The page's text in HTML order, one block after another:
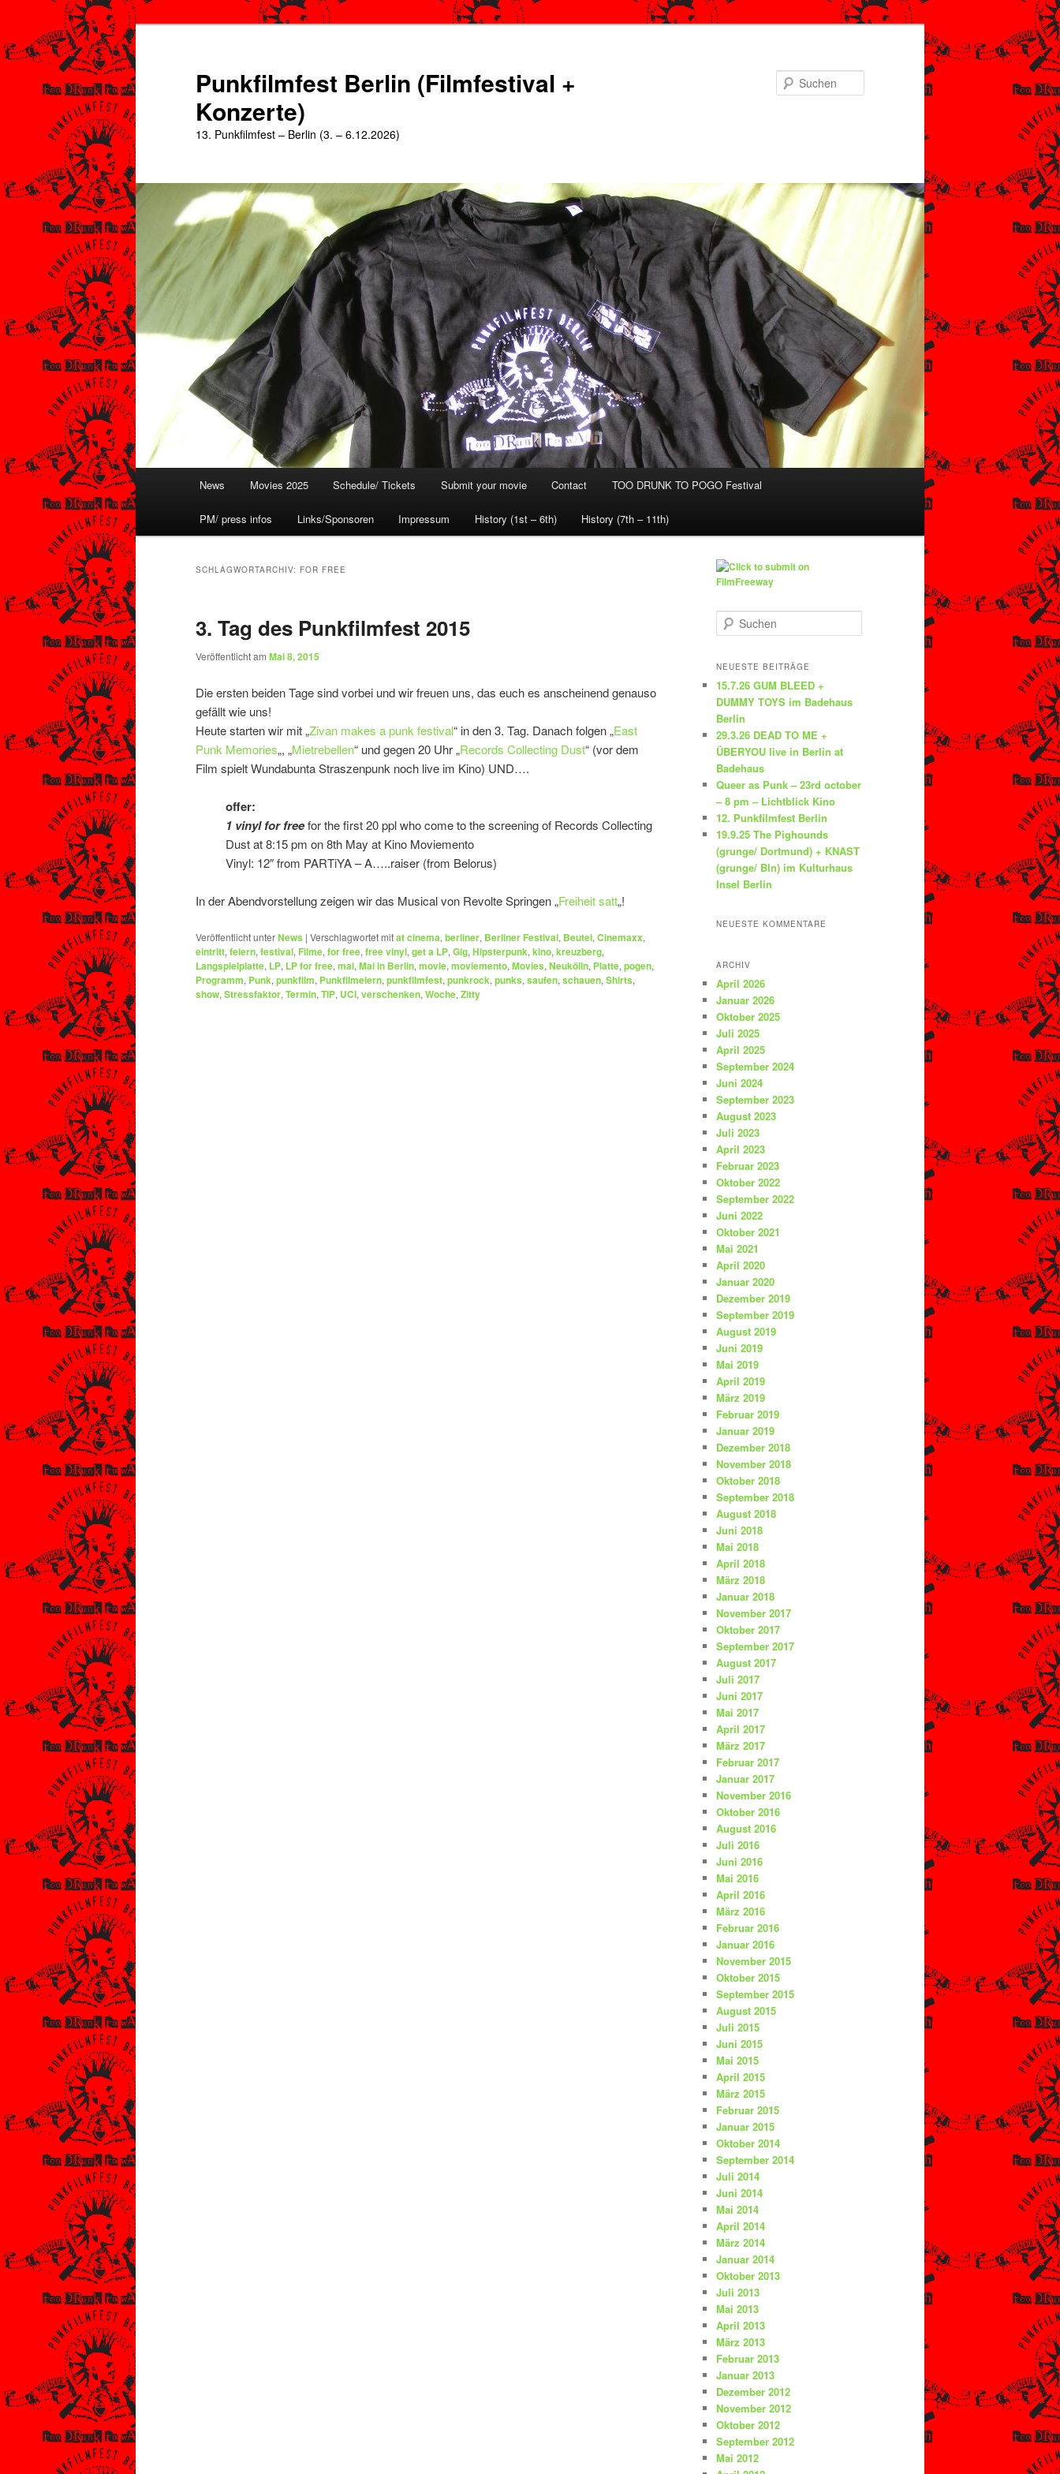
primären
springen
sekundären
springen
Punkfilmfest Berlin (Filmfestival +
Konzerte)
13. Punkfilmfest – Berlin (3. – 6.12.2026)
News Movies 2025 Schedule/ Tickets Submit your movie Contact TOO DRUNK TO POGO Festival
PM/ press infos Links/Sponsoren Impressum History (1st – 6th) History (7th – 11th)
SCHLAGWORTARCHIV: FOR FREE
3. Tag des Punkfilmfest 2015
Veröffentlicht am Mai 8, 2015
Die ersten beiden Tage sind vorbei und wir freuen uns, das euch es anscheinend genauso
gefällt wie uns!
Heute starten wir mit „Zivan makes a punk festival“ in den 3. Tag. Danach folgen „East
Punk Memories„, „Mietrebellen“ und gegen 20 Uhr „Records Collecting Dust“ (vor dem
Film spielt Wundabunta Straszenpunk noch live im Kino) UND….
offer:
1 vinyl for freefor the first 20 ppl who come to the screening of Records Collecting
Dust at 8:15 pm on 8th May at Kino Moviemento
Vinyl: 12″ from PARTiYA – A…..raiser (from Belorus)
In der Abendvorstellung zeigen wir das Musical von Revolte Springen „Freiheit satt„!
Veröffentlicht unterNews | Verschlagwortet mitat cinema, berliner, Berliner Festival, Beutel, Cinemaxx,
eintritt, feiern, festival, Filme, for free, free vinyl, get a LP, Gig, Hipsterpunk, kino, kreuzberg,
Langspielplatte, LP, LP for free, mai, Mai in Berlin, movie, moviemento, Movies, Neukölln, Platte, pogen,
Programm, Punk, punkfilm, Punkfilmeiern, punkfilmfest, punkrock, punks, saufen, schauen, Shirts,
show, Stressfaktor, Termin, TIP, UCI, verschenken, Woche, Zitty
u
h
n
NEUESTE BEITRÄGE
15.7.26 GUM BLEED +
DUMMY TOYS im Badehaus
Berlin
29.3.26 DEAD TO ME +
ÜBERYOU live in Berlin at
Badehaus
Queer as Punk – 23rd october
– 8 pm – Lichtblick Kino
12. Punkfilmfest Berlin
19.9.25 The Pighounds
(grunge/ Dortmund) + KNAST
(grunge/ Bln) im Kulturhaus
Insel Berlin
NEUESTE KOMMENTARE
ARCHIV
April 2026
Januar 2026
Oktober 2025
Juli 2025
April 2025
September 2024
Juni 2024
September 2023
August 2023
Juli 2023
April 2023
Februar 2023
Oktober 2022
September 2022
Juni 2022
Oktober 2021
Mai 2021
April 2020
Januar 2020
Dezember 2019
September 2019
August 2019
Juni 2019
Mai 2019
April 2019
März 2019
Februar 2019
Januar 2019
Dezember 2018
November 2018
Oktober 2018
September 2018
August 2018
Juni 2018
Mai 2018
April 2018
März 2018
Januar 2018
November 2017
Oktober 2017
September 2017
August 2017
Juli 2017
Juni 2017
Mai 2017
April 2017
März 2017
Februar 2017
Januar 2017
November 2016
Oktober 2016
August 2016
Juli 2016
Juni 2016
Mai 2016
April 2016
März 2016
Februar 2016
Januar 2016
November 2015
Oktober 2015
September 2015
August 2015
Juli 2015
Juni 2015
Mai 2015
April 2015
März 2015
Februar 2015
Januar 2015
Oktober 2014
September 2014
Juli 2014
Juni 2014
Mai 2014
April 2014
März 2014
Januar 2014
Oktober 2013
Juli 2013
Mai 2013
April 2013
März 2013
Februar 2013
Januar 2013
Dezember 2012
November 2012
Oktober 2012
September 2012
Mai 2012